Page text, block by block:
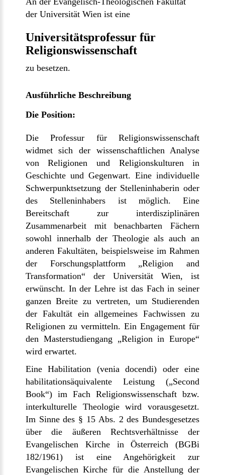
der Universität Wien ist eine
Universitätsprofessur für
Religionswissenschaft
zu besetzen.
Ausführliche Beschreibung
Die Position:
Die Professur für Religionswissenschaft
widmet sich der wissenschaftlichen Analyse
von Religionen und Religionskulturen in
Geschichte und Gegenwart. Eine individuelle
Schwerpunktsetzung der Stelleninhaberin oder
des Stelleninhabers ist möglich. Eine
Bereitschaft zur interdisziplinären
Zusammenarbeit mit benachbarten Fächern
sowohl innerhalb der Theologie als auch an
anderen Fakultäten, beispielsweise im Rahmen
der Forschungsplattform „Religion and
Transformation“ der Universität Wien, ist
erwünscht. In der Lehre ist das Fach in seiner
ganzen Breite zu vertreten, um Studierenden
der Fakultät ein allgemeines Fachwissen zu
Religionen zu vermitteln. Ein Engagement für
den Masterstudiengang „Religion in Europe“
wird erwartet.
Eine Habilitation (venia docendi) oder eine
habilitationsäquivalente Leistung („Second
Book“) im Fach Religionswissenschaft bzw.
interkulturelle Theologie wird vorausgesetzt.
Im Sinne des § 15 Abs. 2 des Bundesgesetzes
über die äußeren Rechtsverhältnisse der
Evangelischen Kirche in Österreich (BGBi
182/1961) ist eine Angehörigkeit zur
Evangelischen Kirche für die Anstellung der